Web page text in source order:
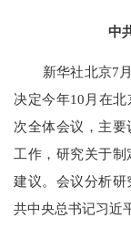
中
新华社北京7
决定今年10月在
次全体会议，主
工作，研究关于
建议。会议分析研
共中央总书记习近